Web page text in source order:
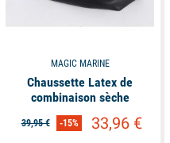
MAGIC MARINE
Chaussette Latex de
combinaison sèche
39,95 € -15% 33,96 €